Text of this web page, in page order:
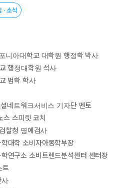
션의 키워드, '화룡점정'의 살아 있는 사
· 소식
니아대학교 대학원 행정학 박사
행정대학원 석사
법학 학사
네트워크서비스 기자단 멘토
스피릿 코치
찰청 명예검사
대학 소비자아동학부장
연구소 소비트렌드분석센터 센터장
트
사